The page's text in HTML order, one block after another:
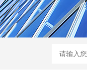
ARM10F2-20BGSMC 减压阀